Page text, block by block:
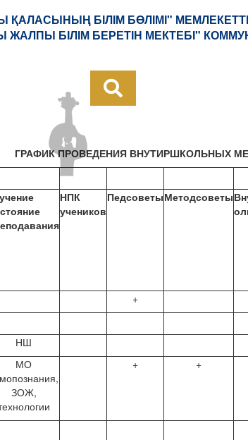
ҚАЛАСЫНЫҢ БІЛІМ БӨЛІМІ"
БІЛІМ БЕРЕТІН МЕКТЕБІ"
ГРАФИК ПРОВЕДЕНИЯ ВНУТИРШКОЛЬНЫХ
НПК
учеников
ПедсоветыМетодсоветы
+
НШ
МО
ЗОЖ,
+ +